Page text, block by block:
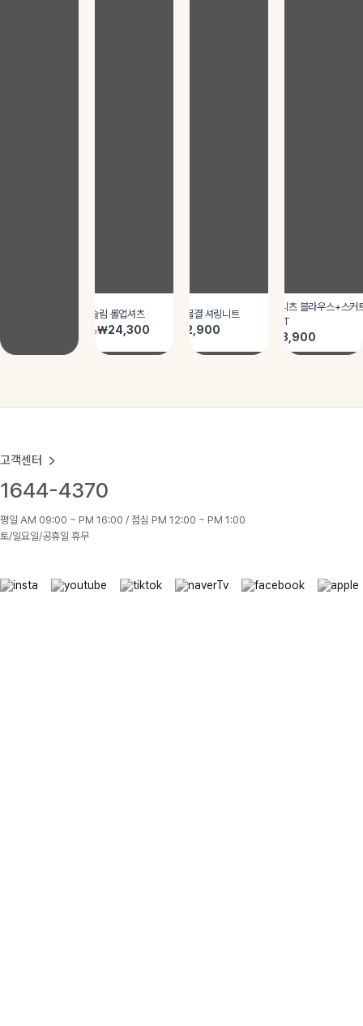
고객센터
1644-4370
평일 AM 09:00 ~ PM 16:00 / 점심 PM 12:00 ~ PM 1:00
토/일요일/공휴일 휴무